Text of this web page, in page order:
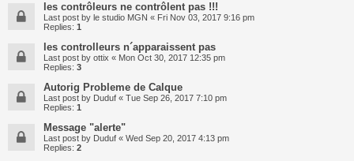
les contrôleurs ne contrôlent pas !!!
Last post by le studio MGN « Fri Nov 03, 2017 9:16 pm
Replies: 1
les controlleurs n´apparaissent pas
Last post by ottix « Mon Oct 30, 2017 12:35 pm
Replies: 3
Autorig Probleme de Calque
Last post by Duduf « Tue Sep 26, 2017 7:10 pm
Replies: 1
Message "alerte"
Last post by Duduf « Wed Sep 20, 2017 4:13 pm
Replies: 2